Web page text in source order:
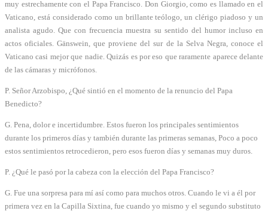
muy estrechamente con el Papa Francisco. Don Giorgio, como es llamado en el
Vaticano, está considerado como un brillante teólogo, un clérigo piadoso y un
analista agudo. Que con frecuencia muestra su sentido del humor incluso en
actos oficiales. Gänswein, que proviene del sur de la Selva Negra, conoce el
Vaticano casi mejor que nadie. Quizás es por eso que raramente aparece delante
de las cámaras y micrófonos.
P. Señor Arzobispo, ¿Qué sintió en el momento de la renuncio del Papa
Benedicto?
G. Pena, dolor e incertidumbre. Estos fueron los principales sentimientos
durante los primeros días y también durante las primeras semanas, Poco a poco
estos sentimientos retrocedieron, pero esos fueron días y semanas muy duros.
P. ¿Qué le pasó por la cabeza con la elección del Papa Francisco?
G. Fue una sorpresa para mí así como para muchos otros. Cuando le vi a él por
primera vez en la Capilla Sixtina, fue cuando yo mismo y el segundo substituto